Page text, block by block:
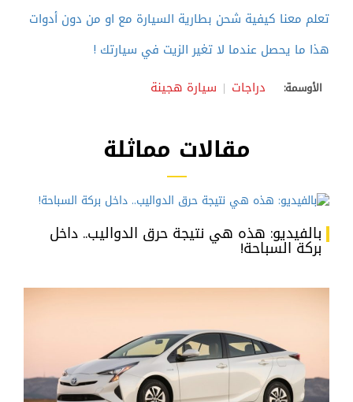
تعلم معنا كيفية شحن بطارية السيارة مع او من دون أدوات
هذا ما يحصل عندما لا تغير الزيت في سيارتك !
الأوسمة: دراجات سيارة هجينة
مقالات مماثلة
بالفيديو: هذه هي نتيجة حرق الدواليب.. داخل
بركة السباحة!